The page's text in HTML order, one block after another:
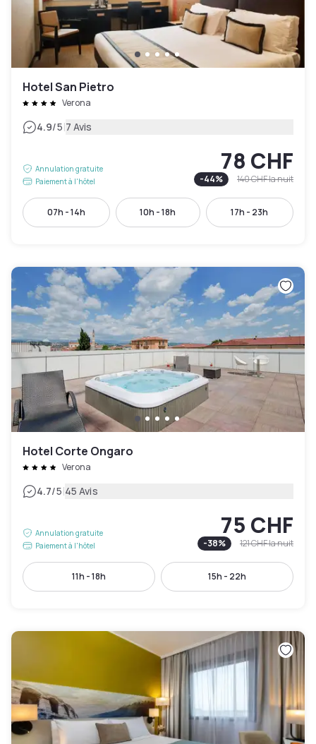
Hotel San Pietro
Verona
4.9/5|7 Avis
Annulation gratuite
Paiement à l'hôtel
78 CHF
-44% 140 CHFla nuit
07h - 14h 10h - 18h 17h - 23h
Hotel Corte Ongaro
Verona
4.7/5|45 Avis
Annulation gratuite
Paiement à l'hôtel
75 CHF
-38% 121 CHFla nuit
11h - 18h 15h - 22h